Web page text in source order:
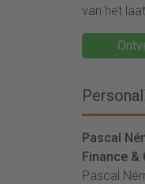
van het
Pascal
Finance &
Pascal